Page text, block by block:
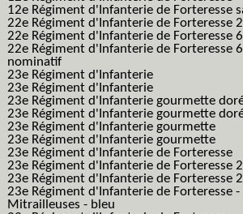
12e Régiment d'Infanterie de Forteresse
22e Régiment d'Infanterie de Forteresse
22e Régiment d'Infanterie de Forteresse
22e Régiment d'Infanterie de Forteresse
nominatif
23e Régiment d'Infanterie
23e Régiment d'Infanterie
23e Régiment d'Infanterie gourmette
23e Régiment d'Infanterie gourmette
23e Régiment d'Infanterie gourmette
23e Régiment d'Infanterie gourmette
23e Régiment d'Infanterie de Forteresse
23e Régiment d'Infanterie de Forteresse
23e Régiment d'Infanterie de Forteresse
23e Régiment d'Infanterie de Forteresse
Mitrailleuses - bleu